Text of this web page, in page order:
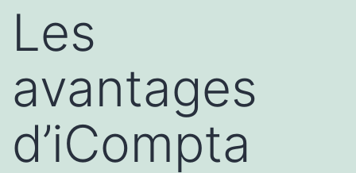
Les
avantages
d’iCompta